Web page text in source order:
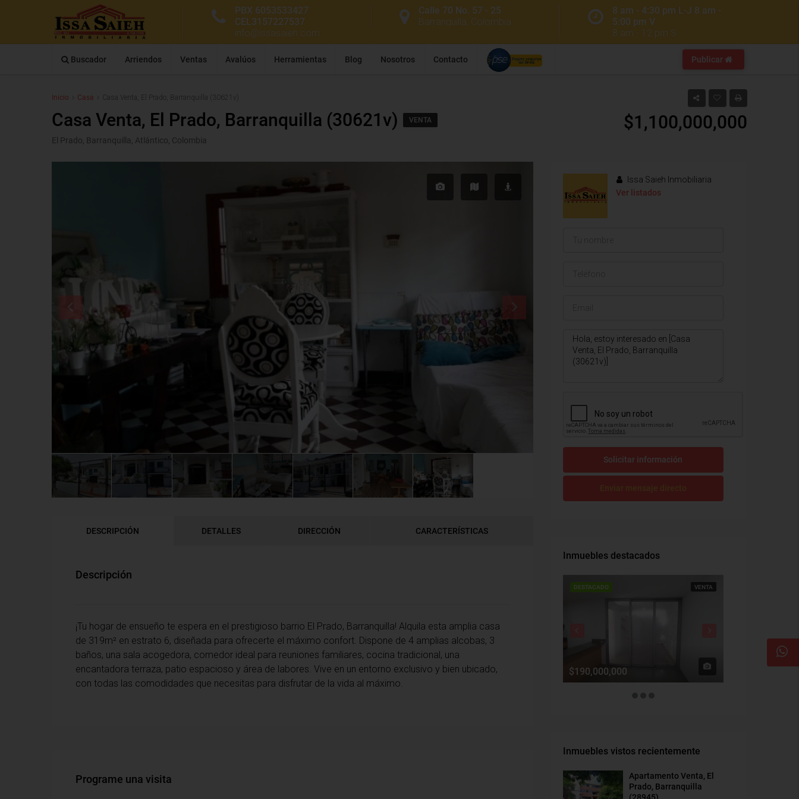
8 am - 4:30 pm L-J 8 am -
5:00 pm V
8 am - 12 pm S
Calle 70 No. 57 - 25
Barranquilla, Colombia
PBX 6053533427
CEL3157227537
info@issasaieh.com
Buscador Arriendos Ventas Avalúos Herramientas Blog Nosotros Contacto Publicar
Inicio Casa Casa Venta, El Prado, Barranquilla (30621v)
Casa Venta, El Prado, Barranquilla (30621v) VENTA
El Prado, Barranquilla, Atlántico, Colombia
$1,100,000,000
DESCRIPCIÓN DETALLES DIRECCIÓN CARACTERÍSTICAS
Descripción
¡Tu hogar de ensueño te espera en el prestigioso barrio El Prado, Barranquilla! Alquila esta amplia casa
de 319m² en estrato 6, diseñada para ofrecerte el máximo confort. Dispone de 4 amplias alcobas, 3
baños, una sala acogedora, comedor ideal para reuniones familiares, cocina tradicional, una
encantadora terraza, patio espacioso y área de labores. Vive en un entorno exclusivo y bien ubicado,
con todas las comodidades que necesitas para disfrutar de la vida al máximo.
Programe una visita
Issa Saieh Inmobiliaria
Ver listados
Solicitar información
Inmuebles destacados
DESTACADO VENTA
$190,000,000
Inmuebles vistos recientemente
Apartamento Venta, El
Prado, Barranquilla
(28945)